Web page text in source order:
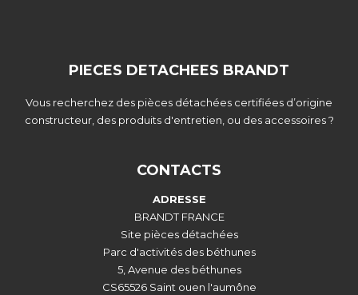
PIECES DETACHEES BRANDT
Vous recherchez des pièces détachées certifiées d’origine
constructeur, des produits d'entretien, ou des accessoires ?
CONTACTS
ADRESSE
BRANDT FRANCE
Site pièces détachées
Parc d'activités des béthunes
5, Avenue des béthunes
CS65526 Saint ouen l'aumône